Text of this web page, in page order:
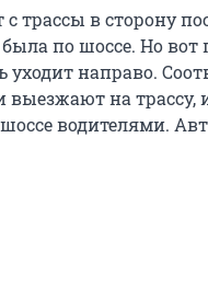
трассы в сторону
по шоссе. Но вот
уходит направо.
выезжают на
водителями.